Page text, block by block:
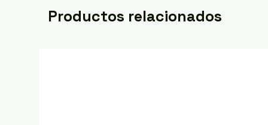
Productos relacionados